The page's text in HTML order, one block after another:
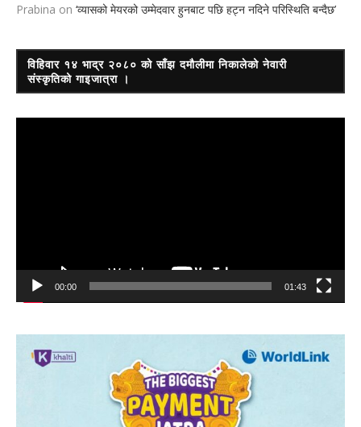
Prabina on ‘व्यासको मेयरको उम्मेदवार हुनबाट पछि हट्न नदिने परिस्थिति बन्दैछ’
विहिवार १४ भाद्र २०८० को साँझ दमौलीमा निकालेको नेवारी
संस्कृतिको गाइजात्रा ।
00:00 01:43